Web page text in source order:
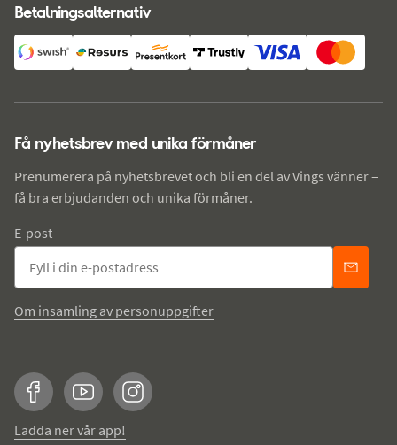
Betalningsalternativ
Få nyhetsbrev med unika förmåner
Prenumerera på nyhetsbrevet och bli en del av Vings vänner –
få bra erbjudanden och unika förmåner.
E-post
Om insamling av personuppgifter
FacebookYouTubeInstagram
Ladda ner vår app!